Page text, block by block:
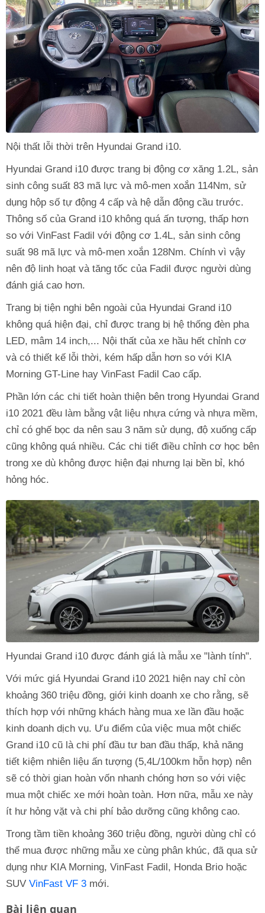
Nội thất lỗi thời trên Hyundai Grand i10.
Hyundai Grand i10 được trang bị động cơ xăng 1.2L, sản
sinh công suất 83 mã lực và mô-men xoắn 114Nm, sử
dụng hộp số tự động 4 cấp và hệ dẫn động cầu trước.
Thông số của Grand i10 không quá ấn tượng, thấp hơn
so với VinFast Fadil với động cơ 1.4L, sản sinh công
suất 98 mã lực và mô-men xoắn 128Nm. Chính vì vậy
nên độ linh hoạt và tăng tốc của Fadil được người dùng
đánh giá cao hơn.
Trang bị tiện nghi bên ngoài của Hyundai Grand i10
không quá hiện đại, chỉ được trang bị hệ thống đèn pha
LED, mâm 14 inch,... Nội thất của xe hầu hết chỉnh cơ
và có thiết kế lỗi thời, kém hấp dẫn hơn so với KIA
Morning GT-Line hay VinFast Fadil Cao cấp.
Phần lớn các chi tiết hoàn thiện bên trong Hyundai Grand
i10 2021 đều làm bằng vật liệu nhựa cứng và nhựa mềm,
chỉ có ghế bọc da nên sau 3 năm sử dụng, độ xuống cấp
cũng không quá nhiều. Các chi tiết điều chỉnh cơ học bên
trong xe dù không được hiện đại nhưng lại bền bỉ, khó
hỏng hóc.
Hyundai Grand i10 được đánh giá là mẫu xe "lành tính".
Với mức giá Hyundai Grand i10 2021 hiện nay chỉ còn
khoảng 360 triệu đồng, giới kinh doanh xe cho rằng, sẽ
thích hợp với những khách hàng mua xe lần đầu hoặc
kinh doanh dịch vụ. Ưu điểm của việc mua một chiếc
Grand i10 cũ là chi phí đầu tư ban đầu thấp, khả năng
tiết kiệm nhiên liệu ấn tượng (5,4L/100km hỗn hợp) nên
sẽ có thời gian hoàn vốn nhanh chóng hơn so với việc
mua một chiếc xe mới hoàn toàn. Hơn nữa, mẫu xe này
ít hư hỏng vặt và chi phí bảo dưỡng cũng không cao.
Trong tầm tiền khoảng 360 triệu đồng, người dùng chỉ có
thể mua được những mẫu xe cùng phân khúc, đã qua sử
dụng như KIA Morning, VinFast Fadil, Honda Brio hoặc
SUV VinFast VF 3 mới.
Bài liên quan